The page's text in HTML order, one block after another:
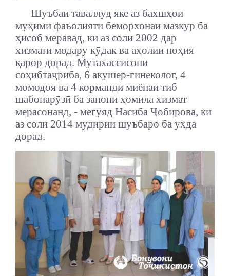
Шуъбаи таваллуд яке аз бахшҳои
муҳими фаъолияти беморхонаи мазкур ба
ҳисоб меравад, ки аз соли 2002 дар
хизмати модару кӯдак ва аҳолии ноҳия
қарор дорад. Мутахассисони
соҳибтаҷриба, 6 акушер-гинеколог, 4
момодоя ва 4 корманди миёнаи тиб
шабонарӯзӣ ба занони ҳомила хизмат
мерасонанд, - мегӯяд Насиба Ҷобирова, ки
аз соли 2014 мудирии шуъбаро ба уҳда
дорад.